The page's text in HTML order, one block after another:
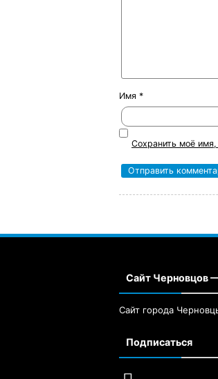
Имя *
Сохранить моё
Сайт Черновцов
Сайт города
Подписаться